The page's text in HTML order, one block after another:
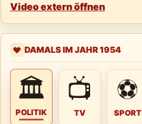
Video extern öffnen
❤️ DAMALS IM JAHR 1954
🏛
POLITIK
📺
TV
⚽
SPORT